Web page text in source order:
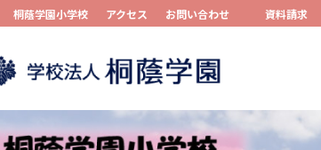
桐蔭学園小学校 アクセス お問い合わせ 資料請求